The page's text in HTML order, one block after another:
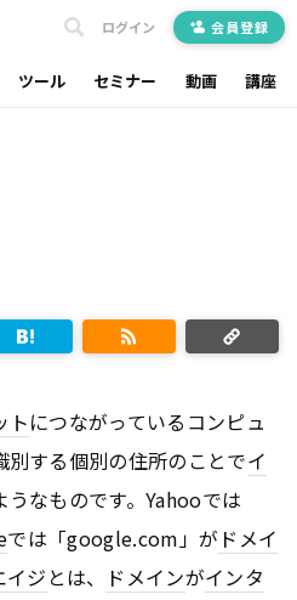
ツール セミナー 動画 講座
ログイン 会員登録
トにつながっているコンピュ
する個別の住所のことでイ
うなものです。Yahooでは
では「google.com」が ドメイ
イジ とは、 ドメインがインタ